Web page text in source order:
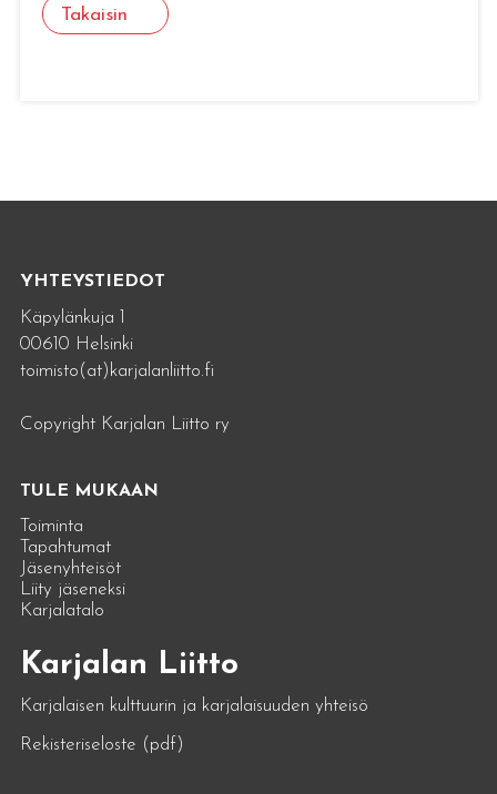
Takaisin
YHTEYSTIEDOT
Käpylänkuja 1
00610 Helsinki
toimisto(at)karjalanliitto.fi
Copyright Karjalan Liitto ry
TULE MUKAAN
Toiminta
Tapahtumat
Jäsenyhteisöt
Liity jäseneksi
Karjalatalo
Karjalan Liitto
Karjalaisen kulttuurin ja karjalaisuuden yhteisö
Rekisteriseloste (pdf)